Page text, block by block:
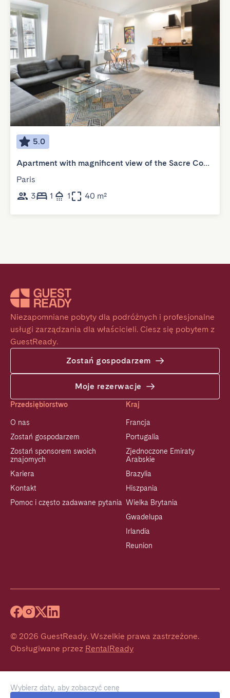
Wybierz daty, aby zobaczyć cenę
5.0
Apartment with magnificent view of the Sacre Coeur
Paris
3
1 1 40 m²
Niezapomniane pobyty dla podróżnych i profesjonalne
usługi zarządzania dla właścicieli. Ciesz się pobytem z
GuestReady.
Zostań gospodarzem
Moje rezerwacje
Przedsiębiorstwo
O nas
Zostań gospodarzem
Zostań sponsorem swoich
znajomych
Kariera
Kontakt
Pomoc i często zadawane pytania
Kraj
Francja
Portugalia
Zjednoczone Emiraty
Arabskie
Brazylia
Hiszpania
Wielka Brytania
Gwadelupa
Irlandia
Reunion
© 2026 GuestReady. Wszelkie prawa zastrzeżone.
Obsługiwane przez RentalReady